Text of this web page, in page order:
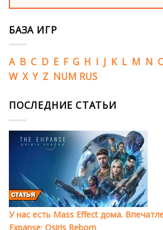
БАЗА ИГР
A B C D E F G H I J K L M N
W X Y Z NUM RUS
ПОСЛЕДНИЕ СТАТЬИ
У нас есть Mass Effect дома.
Expanse: Osiris Reborn